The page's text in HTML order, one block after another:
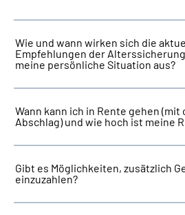
Über uns & Presse
Online-Services
Inhalte in Gebärdensprache
Leichte Sprache
Wie und wann wirken sich die
Empfehlungen der
meine persönliche Situation aus?
Wann kann ich in Rente gehen (mit
Abschlag) und wie hoch ist meine
Gibt es Möglichkeiten, zusätzlich
einzuzahlen?